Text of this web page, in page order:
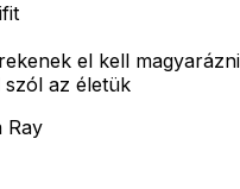
el kell
az életük
Ray